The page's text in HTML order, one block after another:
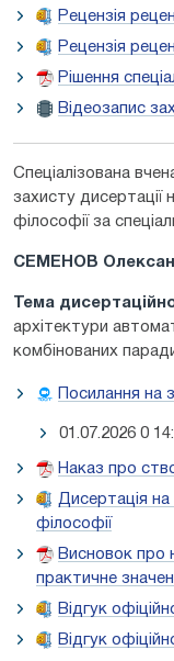
Рецензія
Рецензія
Рішення
Відеозапис
Спеціалізована
захисту
філософії за
СЕМЕНОВ
Тема
архітектури
комбінованих
Посилання на
01.07.2026 0
Наказ про
Дисертація
філософії
Висновок про
практичне
Відгук
Відгук